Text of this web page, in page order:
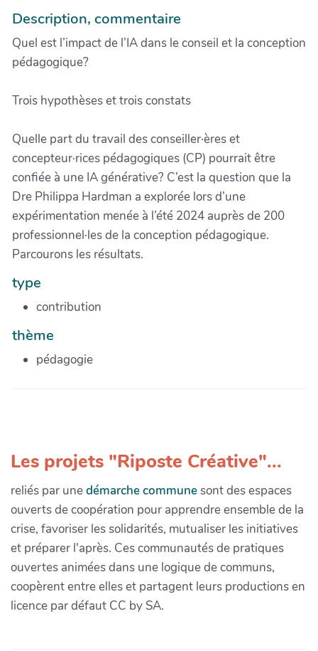
Description, commentaire
Quel est l’impact de l’IA dans le conseil et la conception
pédagogique?
Trois hypothèses et trois constats
Quelle part du travail des conseiller·ères et
concepteur·rices pédagogiques (CP) pourrait être
confiée à une IA générative? C’est la question que la
Dre Philippa Hardman a explorée lors d’une
expérimentation menée à l’été 2024 auprès de 200
professionnel·les de la conception pédagogique.
Parcourons les résultats.
type
contribution
thème
pédagogie